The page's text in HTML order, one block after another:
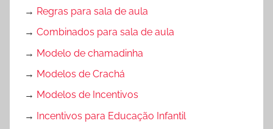
→ Regras para sala de aula
→ Combinados para sala de aula
→ Modelo de chamadinha
→ Modelos de Crachá
→ Modelos de Incentivos
→ Incentivos para Educação Infantil